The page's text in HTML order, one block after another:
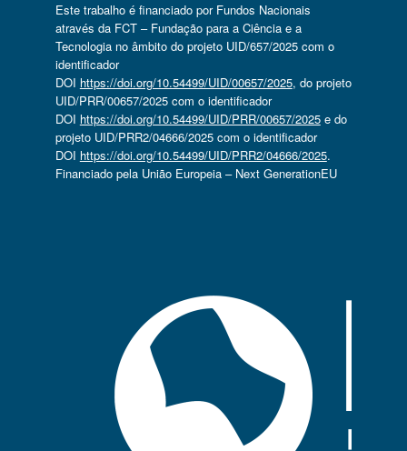
Este trabalho é financiado por Fundos Nacionais
através da FCT – Fundação para a Ciência e a
Tecnologia no âmbito do projeto UID/657/2025 com o
identificador
DOI https://doi.org/10.54499/UID/00657/2025, do projeto
UID/PRR/00657/2025 com o identificador
DOI https://doi.org/10.54499/UID/PRR/00657/2025e do
projeto UID/PRR2/04666/2025 com o identificador
DOI https://doi.org/10.54499/UID/PRR2/04666/2025.
Financiado pela União Europeia – Next GenerationEU